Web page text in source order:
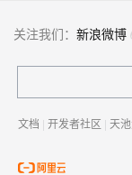
关注我们： 新浪微博
文档 | 开发者社区 | 天